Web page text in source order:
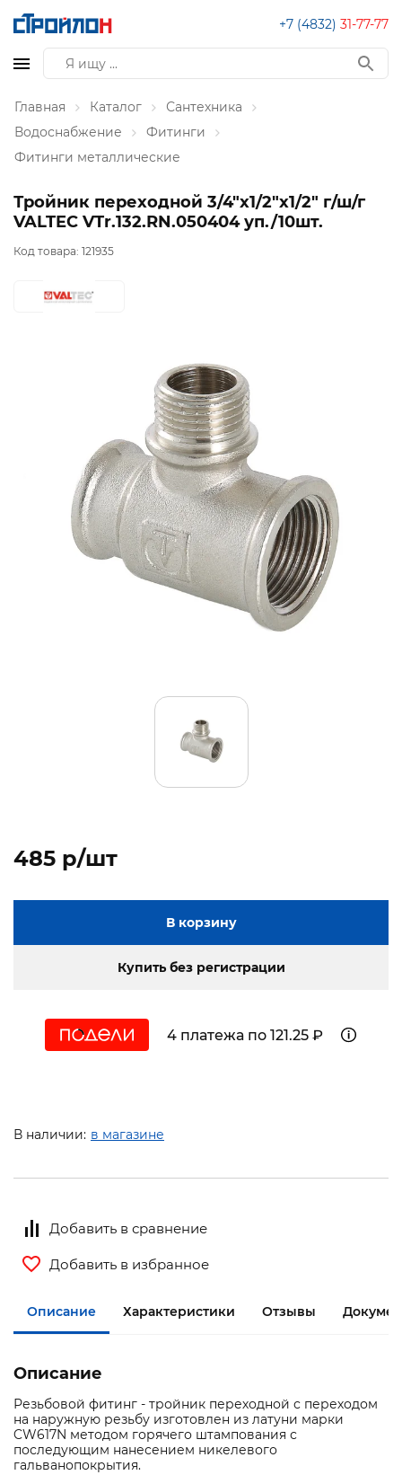
+7 (4832) 31-77-77
Главная Каталог
Сантехника
Водоснабжение
Фитинги
Фитинги металлические
Тройник переходной 3/4"х1/2"х1/2" г/ш/г
VALTEC VTr.132.RN.050404 уп./10шт.
Код товара: 121935
485 p/шт
В корзину
Купить без регистрации
4 платежа по 121.25 ₽
В наличии: в магазине
Добавить в сравнение
Добавить в избранное
Описание Характеристики Отзывы
Описание
Резьбовой фитинг - тройник переходной с переходом
на наружную резьбу изготовлен из латуни марки
CW617N методом горячего штампования с
последующим нанесением никелевого
гальванопокрытия.